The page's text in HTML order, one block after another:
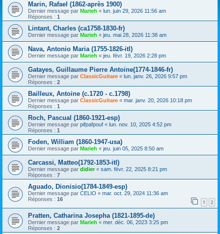
Marin, Rafael (1862-après 1900)
Dernier message par Marieh « lun. juin 29, 2026 11:56 am
Réponses : 1
Lintant, Charles (ca1758-1830-fr)
Dernier message par Marieh « jeu. mai 28, 2026 11:38 am
Nava, Antonio Maria (1755-1826-itl)
Dernier message par Marieh « jeu. févr. 19, 2026 2:28 pm
Gatayes, Guillaume Pierre Antoine(1774-1846-fr)
Dernier message par ClassicGuitare « lun. janv. 26, 2026 9:57 pm
Réponses : 2
Bailleux, Antoine (c.1720 - c.1798)
Dernier message par ClassicGuitare « mar. janv. 20, 2026 10:18 pm
Réponses : 1
Roch, Pascual (1860-1921-esp)
Dernier message par pifpafpouf « lun. nov. 10, 2025 4:52 pm
Réponses : 1
Foden, William (1860-1947-usa)
Dernier message par Marieh « jeu. juin 05, 2025 8:50 am
Carcassi, Matteo(1792-1853-itl)
Dernier message par didier« sam. févr. 22, 2025 8:21 pm
Réponses : 7
Aguado, Dionisio(1784-1849-esp)
Dernier message par CELIO « mar. oct. 29, 2024 11:36 am
Réponses : 16 1 2
Pratten, Catharina Josepha (1821-1895-de)
Dernier message par Marieh « mer. déc. 06, 2023 3:25 pm
Réponses : 2